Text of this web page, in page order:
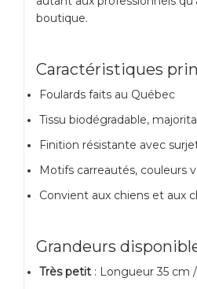
boutique.
Caractéristiques
Foulards faits au Québec
Tissu biodégradable,
Finition résistante avec
Motifs carreautés, couleurs
Convient aux chiens et aux
Grandeurs
Très petit : Longueur 35 cm